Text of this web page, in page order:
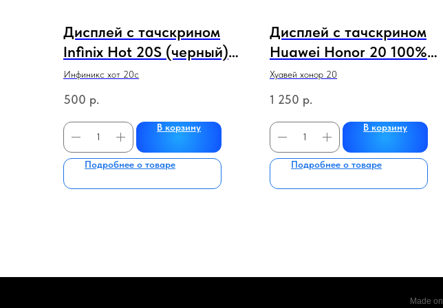
Дисплей с тачскрином
Infinix Hot 20S (черный)
оригинал в рамке
Инфиникс хот 20с
500 р.
В корзину
Подробнее о товаре
Дисплей с тачскрином
Huawei Honor 20 100%
ориг. В рамке БЕЗ АКБ
черный,синий,зеленый
Хуавей хонор 20
1 250 р.
В корзину
Подробнее о товаре
Made on